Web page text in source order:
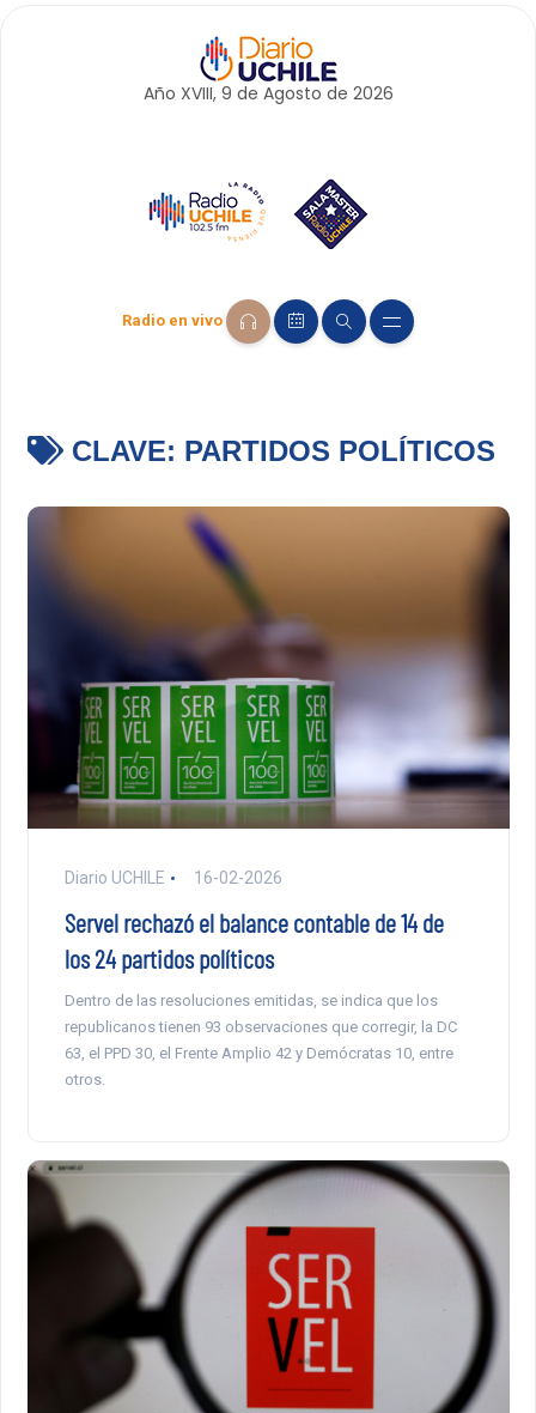
Año XVIII, 9 de Agosto de 2026
Radio en vivo
CLAVE: PARTIDOS POLÍTICOS
Diario UCHILE 16-02-2026
Servel rechazó el balance contable de 14 de
los 24 partidos políticos
Dentro de las resoluciones emitidas, se indica que los
republicanos tienen 93 observaciones que corregir, la DC
63, el PPD 30, el Frente Amplio 42 y Demócratas 10, entre
otros.